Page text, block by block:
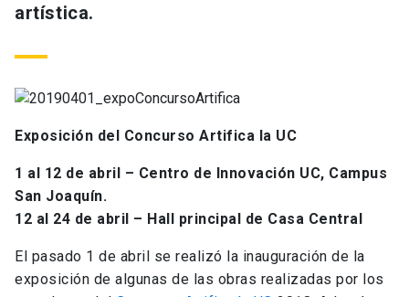
artística.
Exposición del Concurso Artifica la UC
1 al 12 de abril – Centro de Innovación UC, Campus
San Joaquín.
12 al 24 de abril – Hall principal de Casa Central
El pasado 1 de abril se realizó la inauguración de la
exposición de algunas de las obras realizadas por los